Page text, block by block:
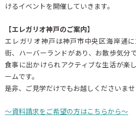
けるイベントを開催していきます。
【エレガリオ神戸のご案内】
エレガリオ神戸は神戸市中央区海岸通
街、ハーバーランドがあり、お散歩気分
食事に出かけられアクティブな生活が楽
ームです。
是非、ご見学だけでもお越しくださいま
～資料請求をご希望の方はこちらから～